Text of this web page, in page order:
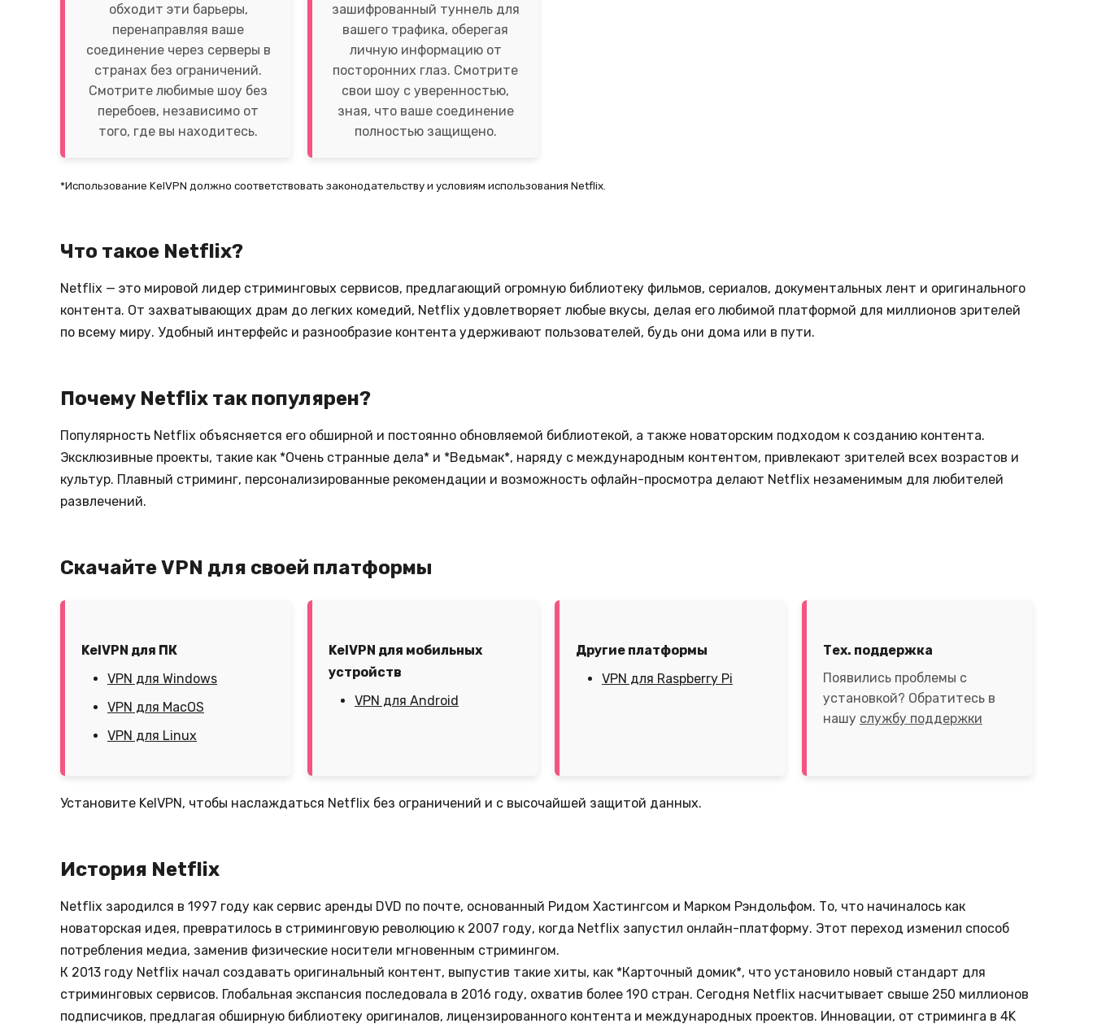
обходит эти барьеры,
перенаправляя ваше
соединение через серверы в
странах без ограничений.
Смотрите любимые шоу без
перебоев, независимо от
того, где вы находитесь.
зашифрованный туннель для
вашего трафика, оберегая
личную информацию от
посторонних глаз. Смотрите
свои шоу с уверенностью,
зная, что ваше соединение
полностью защищено.
*Использование KelVPN должно соответствовать законодательству и условиям использования Netflix.
Что такое Netflix?
Netflix — это мировой лидер стриминговых сервисов, предлагающий огромную библиотеку фильмов, сериалов, документальных лент и оригинального
контента. От захватывающих драм до легких комедий, Netflix удовлетворяет любые вкусы, делая его любимой платформой для миллионов зрителей
по всему миру. Удобный интерфейс и разнообразие контента удерживают пользователей, будь они дома или в пути.
Почему Netflix так популярен?
Популярность Netflix объясняется его обширной и постоянно обновляемой библиотекой, а также новаторским подходом к созданию контента.
Эксклюзивные проекты, такие как *Очень странные дела* и *Ведьмак*, наряду с международным контентом, привлекают зрителей всех возрастов и
культур. Плавный стриминг, персонализированные рекомендации и возможность офлайн-просмотра делают Netflix незаменимым для любителей
развлечений.
Скачайте VPN для своей платформы
KelVPN для ПК
VPN для Windows
VPN для MacOS
VPN для Linux
KelVPN для мобильных
устройств
VPN для Android
Другие платформы
VPN для Raspberry Pi
Тех. поддержка
Появились проблемы с
установкой? Обратитесь в
нашу службу поддержки
Установите KelVPN, чтобы наслаждаться Netflix без ограничений и с высочайшей защитой данных.
История Netflix
Netflix зародился в 1997 году как сервис аренды DVD по почте, основанный Ридом Хастингсом и Марком Рэндольфом. То, что начиналось как
новаторская идея, превратилось в стриминговую революцию к 2007 году, когда Netflix запустил онлайн-платформу. Этот переход изменил способ
потребления медиа, заменив физические носители мгновенным стримингом.
К 2013 году Netflix начал создавать оригинальный контент, выпустив такие хиты, как *Карточный домик*, что установило новый стандарт для
стриминговых сервисов. Глобальная экспансия последовала в 2016 году, охватив более 190 стран. Сегодня Netflix насчитывает свыше 250 миллионов
подписчиков, предлагая обширную библиотеку оригиналов, лицензированного контента и международных проектов. Инновации, от стриминга в 4K